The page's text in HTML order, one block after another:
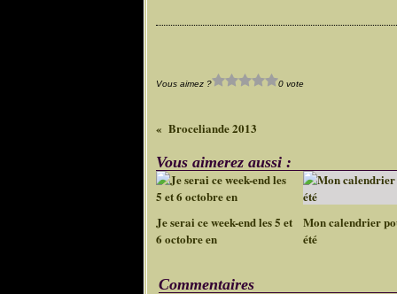
Vous aimez ? 0 vote
Broceliande 2013
Vous aimerez aussi :
Je serai ce week-end les 5 et
6 octobre en
Mon calendrier
été
Commentaires